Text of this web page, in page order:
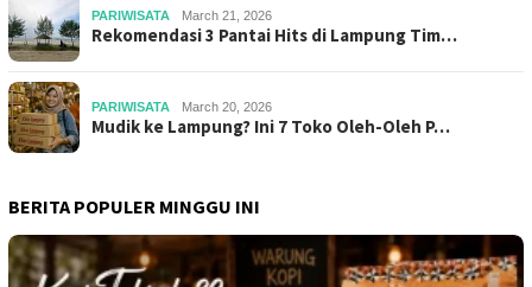
PARIWISATA March 21, 2026
Rekomendasi 3 Pantai Hits di Lampung Tim…
PARIWISATA March 20, 2026
Mudik ke Lampung? Ini 7 Toko Oleh-Oleh P…
BERITA POPULER MINGGU INI